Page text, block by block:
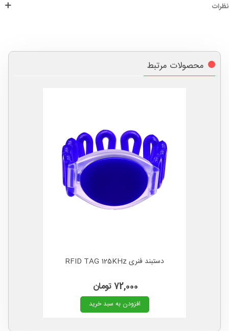
نظرات
محصولات مرتبط
دستبند فنری RFID TAG 125KHz
72,000 تومان
افزودن به سبد خرید